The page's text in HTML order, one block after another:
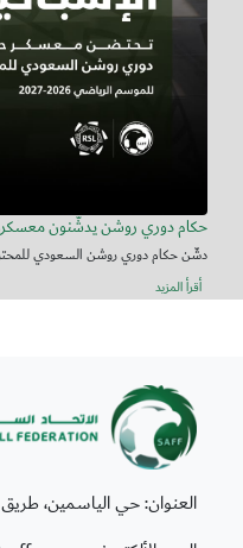
حكام دوري روشن يدشّنون
دشّن حكام دوري روشن السعودي
أقرأ المزيد
العنوان: حي الياسمين،